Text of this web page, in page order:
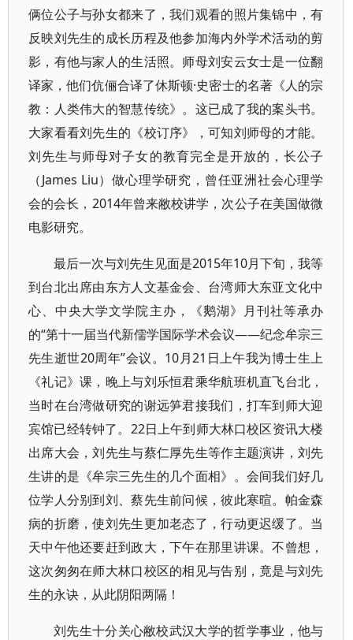
俩位公子与孙女都来了，我们观看的照片集锦中，有
反映刘先生的成长历程及他参加海内外学术活动的剪
影，有他与家人的生活照。师母刘安云女士是一位翻
译家，他们伉俪合译了休斯顿·史密士的名著《人的宗
教：人类伟大的智慧传统》。这已成了我的案头书。
大家看看刘先生的《校订序》，可知刘师母的才能。
刘先生与师母对子女的教育完全是开放的，长公子
（James Liu）做心理学研究，曾任亚洲社会心理学
会的会长，2014年曾来敝校讲学，次公子在美国做微
电影研究。
最后一次与刘先生见面是2015年10月下旬，我等
到台北出席由东方人文基金会、台湾师大东亚文化中
心、中央大学文学院主办，《鹅湖》月刊社等承办
的“第十一届当代新儒学国际学术会议——纪念牟宗三
先生逝世20周年”会议。10月21日上午我为博士生上
《礼记》课，晚上与刘乐恒君乘华航班机直飞台北，
当时在台湾做研究的谢远笋君接我们，打车到师大迎
宾馆已经转钟了。22日上午到师大林口校区资讯大楼
出席大会，刘先生与蔡仁厚先生等作主题演讲，刘先
生讲的是《牟宗三先生的几个面相》。会间我们好几
位学人分别到刘、蔡先生前问候，彼此寒暄。帕金森
病的折磨，使刘先生更加老态了，行动更迟缓了。当
天中午他还要赶到政大，下午在那里讲课。不曾想，
这次匆匆在师大林口校区的相见与告别，竟是与刘先
生的永诀，从此阴阳两隔！
刘先生十分关心敝校武汉大学的哲学事业，他与